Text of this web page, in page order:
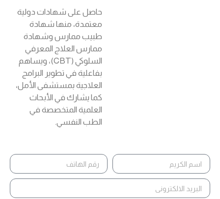
حاصل على شهادات دولية
معتمدة، منها شهادة
طبيب ممارس وشهادة
ممارس العلاج المعرفي
السلوكي (CBT)، ويساهم
بفاعلية في تطوير البرامج
العلاجية بمستشفى الأمل،
كما يشارك في الأبحاث
العلمية المتخصصة في
الطب النفسي.